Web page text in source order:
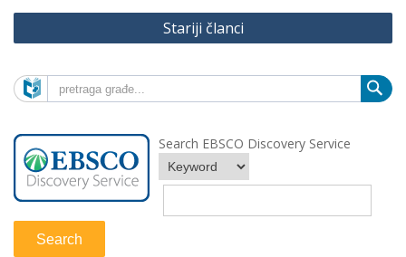
Navigacija
člancima
Stariji članci
Search EBSCO Discovery Service